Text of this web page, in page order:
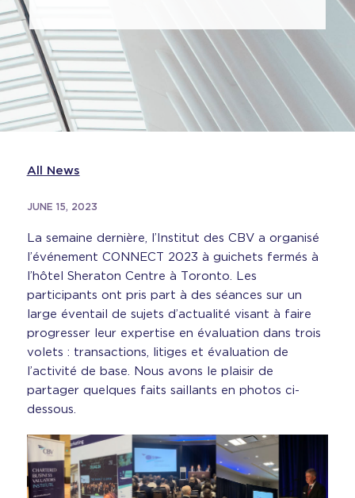
All News
JUNE 15, 2023
La semaine dernière, l’Institut des CBV a organisé
l’événement CONNECT 2023 à guichets fermés à
l’hôtel Sheraton Centre à Toronto. Les
participants ont pris part à des séances sur un
large éventail de sujets d’actualité visant à faire
progresser leur expertise en évaluation dans trois
volets : transactions, litiges et évaluation de
l’activité de base. Nous avons le plaisir de
partager quelques faits saillants en photos ci-
dessous.